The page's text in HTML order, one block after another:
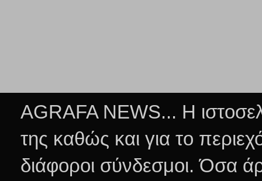
AGRAFA NEWS... Η
της καθώς και για το
διάφοροι σύνδεσμοι.Όσα